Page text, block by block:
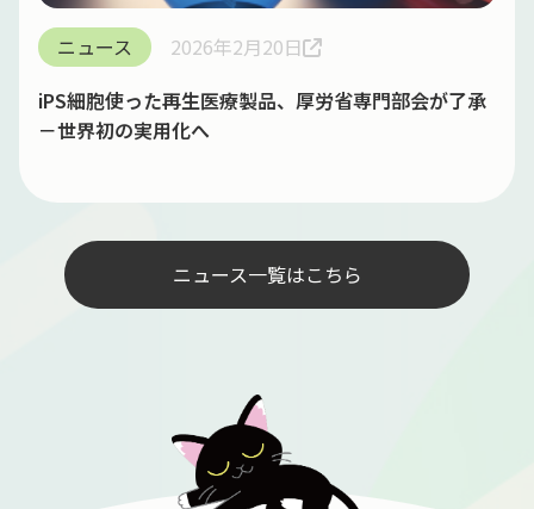
ニュース
2026年2月20日
iPS細胞使った再生医療製品、厚労省専門部会が了承
－世界初の実用化へ
ニュース一覧はこちら